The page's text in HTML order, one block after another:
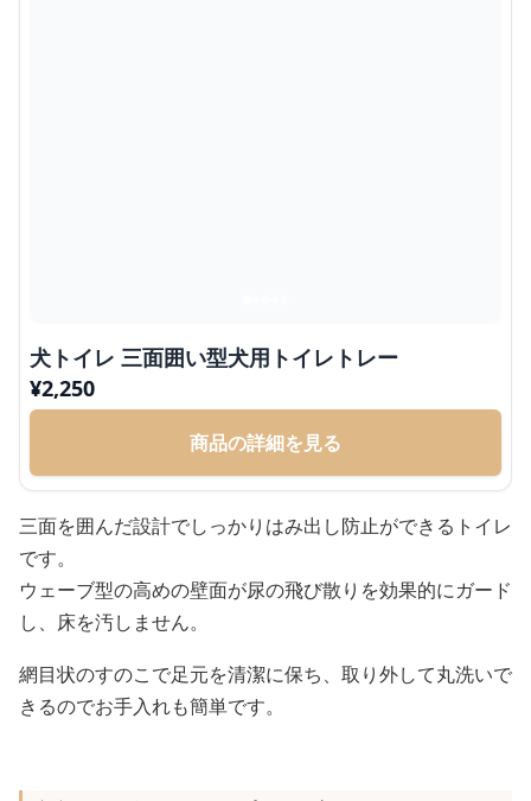
犬トイレ 三面囲い型犬用トイレトレー
¥2,250
商品の詳細を見る
三面を囲んだ設計でしっかりはみ出し防止ができるトイレ
です。
ウェーブ型の高めの壁面が尿の飛び散りを効果的にガード
し、床を汚しません。
網目状のすのこで足元を清潔に保ち、取り外して丸洗いで
きるのでお手入れも簡単です。